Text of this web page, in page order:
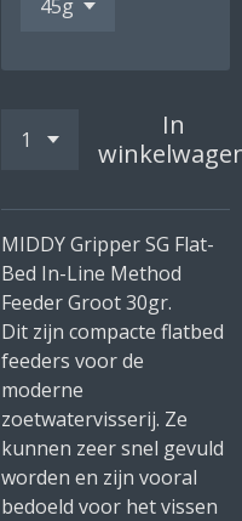
In
MIDDY Gripper SG Flat-
Bed In-Line Method
Feeder Groot 30gr.
Dit zijn compacte flatbed
feeders voor de
moderne
zoetwatervisserij. Ze
kunnen zeer snel gevuld
worden en zijn vooral
bedoeld voor het vissen